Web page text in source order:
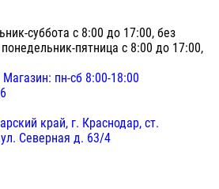
суббота с 8:00 до 17:00, без
пятница с 8:00 до 17:00,
пн-сб 8:00-18:00
край, г. Краснодар, ст.
Северная д. 63/4